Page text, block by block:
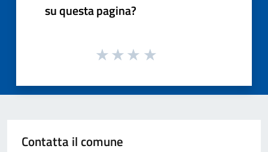
su questa pagina?
Contatta il comune